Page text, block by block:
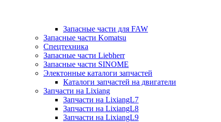
Запасные части для FAW
Запасные части Komatsu
Спецтехника
Запасные части Liebherr
Запасные части SINOME
Электонные каталоги запчастей
Каталоги запчастей на двигатели
Запчасти на Lixiang
Запчасти на LixiangL7
Запчасти на LixiangL8
Запчасти на LixiangL9